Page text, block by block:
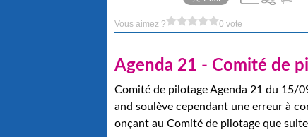
Vous aimez ? 0 vote
Agenda 21 - Comité de
Comité de pilotage Agenda 21 du 15/
and soulève cependant une erreur à
onçant au Comité de pilotage que